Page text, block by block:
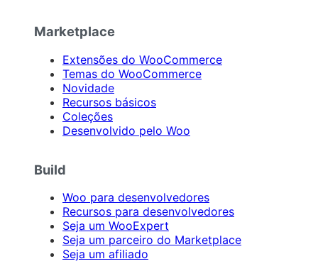
Marketplace
Extensões do WooCommerce
Temas do WooCommerce
Novidade
Recursos básicos
Coleções
Desenvolvido pelo Woo
Build
Woo para desenvolvedores
Recursos para desenvolvedores
Seja um WooExpert
Seja um parceiro do Marketplace
Seja um afiliado